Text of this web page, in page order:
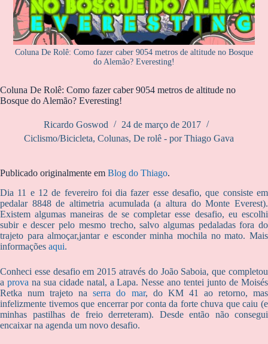
Coluna De Rolê: Como fazer caber 9054 metros de altitude no Bosque
do Alemão? Everesting!
Coluna De Rolê: Como fazer caber 9054 metros de altitude no
Bosque do Alemão? Everesting!
Ricardo Goswod
24 de março de 2017
Ciclismo/Bicicleta, Colunas, De rolê - por Thiago Gava
Publicado originalmente em Blog do Thiago.
Dia 11 e 12 de fevereiro foi dia fazer esse desafio, que consiste em
pedalar 8848 de altimetria acumulada (a altura do Monte Everest).
Existem algumas maneiras de se completar esse desafio, eu escolhi
subir e descer pelo mesmo trecho, salvo algumas pedaladas fora do
trajeto para almoçar,jantar e esconder minha mochila no mato. Mais
informações aqui.
Conheci esse desafio em 2015 através do João Saboia, que completou
a prova na sua cidade natal, a Lapa. Nesse ano tentei junto de Moisés
Retka num trajeto naserra do mar, do KM 41 ao retorno, mas
infelizmente tivemos que encerrar por conta da forte chuva que caiu (e
minhas pastilhas de freio derreteram). Desde então não consegui
encaixar na agenda um novo desafio.